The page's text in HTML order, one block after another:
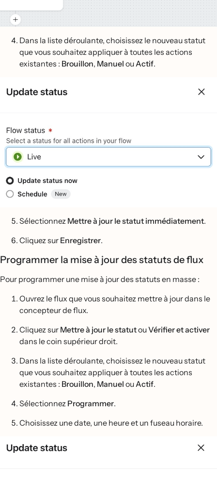
Dans la liste déroulante, choisissez le nouveau statut
que vous souhaitez appliquer à toutes les actions
existantes : Brouillon, Manuel ouActif.
Sélectionnez Mettre à jour le statut immédiatement.
Cliquez sur Enregistrer.
Programmer la mise à jour des statuts de flux
Pour programmer une mise à jour des statuts en masse :
Ouvrez le flux que vous souhaitez mettre à jour dans le
concepteur de flux.
Cliquez sur Mettre à jour le statutouVérifier et activer
dans le coin supérieur droit.
Dans la liste déroulante, choisissez le nouveau statut
que vous souhaitez appliquer à toutes les actions
existantes : Brouillon, Manuel ouActif.
Sélectionnez Programmer.
Choisissez une date, une heure et un fuseau horaire.